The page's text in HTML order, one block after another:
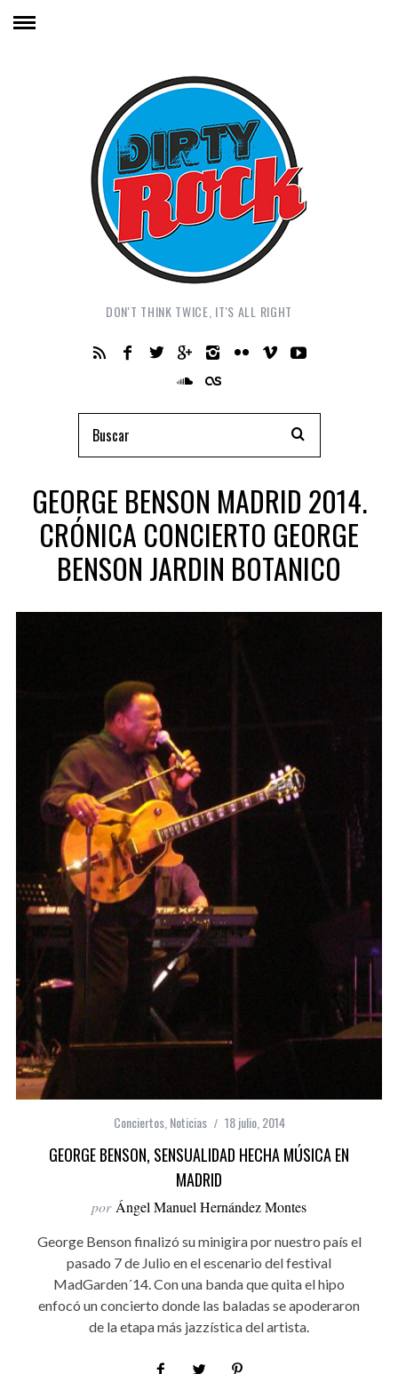
DON'T THINK TWICE, IT'S ALL RIGHT
GEORGE BENSON MADRID 2014.
CRÓNICA CONCIERTO GEORGE
BENSON JARDIN BOTANICO
Conciertos, Noticias 18 julio, 2014
GEORGE BENSON, SENSUALIDAD HECHA MÚSICA EN
MADRID
por Ángel Manuel Hernández Montes
George Benson finalizó su minigira por nuestro país el
pasado 7 de Julio en el escenario del festival
MadGarden´14. Con una banda que quita el hipo
enfocó un concierto donde las baladas se apoderaron
de la etapa más jazzística del artista.